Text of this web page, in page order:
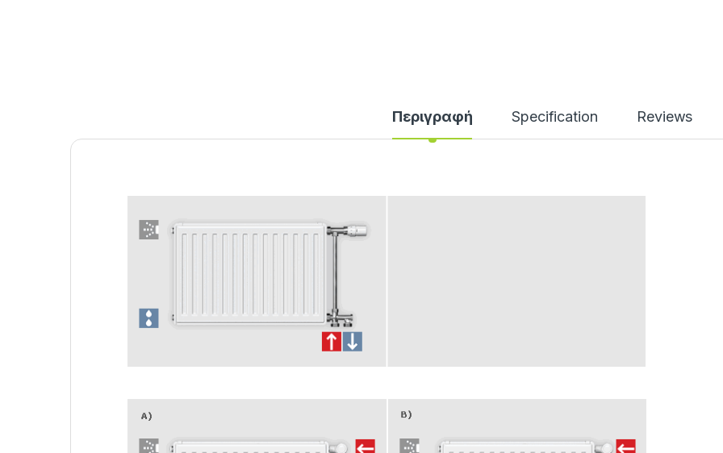
Περιγραφή Specification Reviews